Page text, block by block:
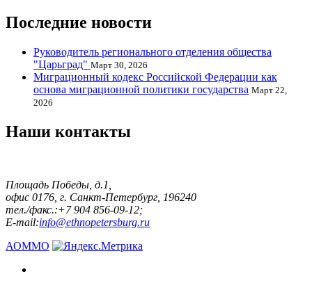
Последние новости
Руководитель регионального отделения общества
"Царьград" Март 30, 2026
Миграционный кодекс Российской Федерации как
основа миграционной политики государства Март 22,
2026
Наши контакты
Площадь Победы, д.1,
офис 0176, г. Санкт-Петербург, 196240
тел./факс.:+7 904 856-09-12;
E-mail:info@ethnopetersburg.ru
АОММО